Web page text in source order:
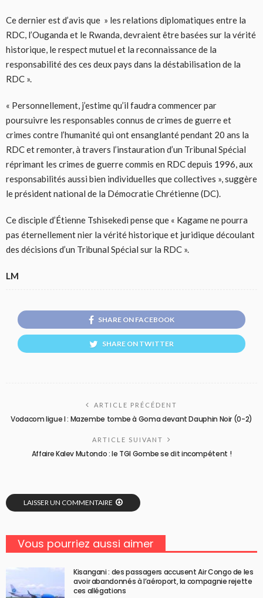
Ce dernier est d’avis que » les relations diplomatiques entre la
RDC, l’Ouganda et le Rwanda, devraient être basées sur la vérité
historique, le respect mutuel et la reconnaissance de la
responsabilité des ces deux pays dans la déstabilisation de la
RDC ».
« Personnellement, j’estime qu’il faudra commencer par
poursuivre les responsables connus de crimes de guerre et
crimes contre l’humanité qui ont ensanglanté pendant 20 ans la
RDC et remonter, à travers l’instauration d’un Tribunal Spécial
réprimant les crimes de guerre commis en RDC depuis 1996, aux
responsabilités aussi bien individuelles que collectives », suggère
le président national de la Démocratie Chrétienne (DC).
Ce disciple d’Étienne Tshisekedi pense que « Kagame ne pourra
pas éternellement nier la vérité historique et juridique découlant
des décisions d’un Tribunal Spécial sur la RDC ».
LM
SHARE ON FACEBOOK
SHARE ON TWITTER
ARTICLE PRÉCÉDENT
Vodacom ligue I : Mazembe tombe à Goma devant Dauphin Noir (0-2)
ARTICLE SUIVANT
Affaire Kalev Mutondo : le TGI Gombe se dit incompétent !
LAISSER UN COMMENTAIRE
Vous pourriez aussi aimer
Kisangani : des passagers accusent Air Congo de les
avoir abandonnés à l’aéroport, la compagnie rejette
ces allégations